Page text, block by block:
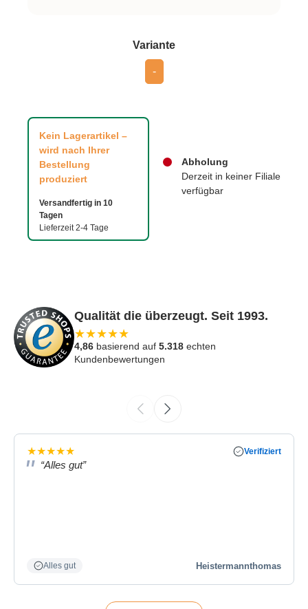
Kein Lagerartikel –
wird nach Ihrer
Bestellung
produziert
Versandfertig in 10
Tagen
Lieferzeit 2-4 Tage
Abholung
Derzeit in keiner Filiale
verfügbar
Varianteauswählen
-
Qualität die überzeugt. Seit 1993.
★★★★★
4,86 basierend auf 5.318 echten
Kundenbewertungen
★★★★★ Verifiziert
“Alles gut”
Alles gut Heistermannthomas